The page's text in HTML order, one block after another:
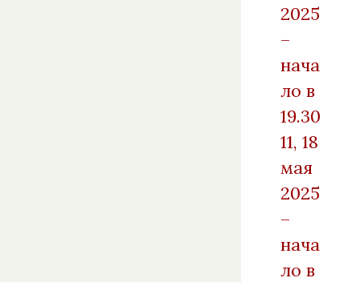
2025
–
нача
ло в
19.30
11, 18
мая
2025
–
нача
ло в